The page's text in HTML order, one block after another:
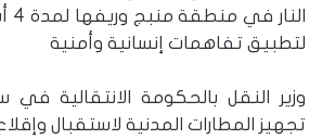
لتطبيق تفاهمات إنسانية وأمنية
وزير النقل بالحكومة الانتقالية
تجهيز المطارات المدنية لاستقبال